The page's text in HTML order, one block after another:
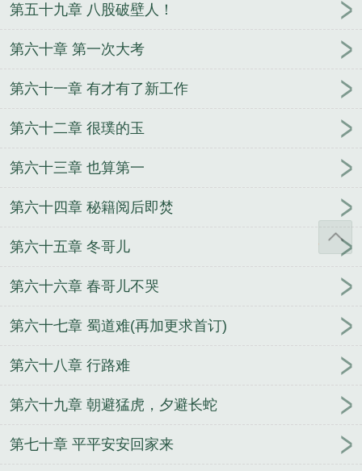
第五十九章 八股破壁人！
第六十章 第一次大考
第六十一章 有才有了新工作
第六十二章 很璞的玉
第六十三章 也算第一
第六十四章 秘籍阅后即焚
第六十五章 冬哥儿
第六十六章 春哥儿不哭
第六十七章 蜀道难(再加更求首订)
第六十八章 行路难
第六十九章 朝避猛虎，夕避长蛇
第七十章 平平安安回家来